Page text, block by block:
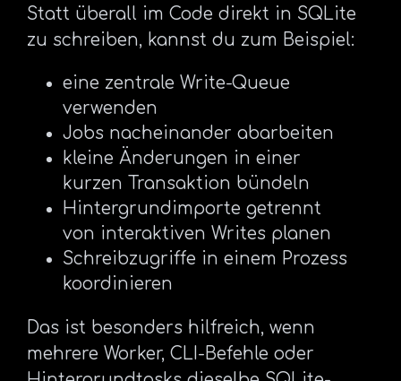
Statt überall im Code direkt in SQLite
zu schreiben, kannst du zum Beispiel:
eine zentrale Write-Queue
verwenden
Jobs nacheinander abarbeiten
kleine Änderungen in einer
kurzen Transaktion bündeln
Hintergrundimporte getrennt
von interaktiven Writes planen
Schreibzugriffe in einem Prozess
koordinieren
Das ist besonders hilfreich, wenn
mehrere Worker, CLI-Befehle oder